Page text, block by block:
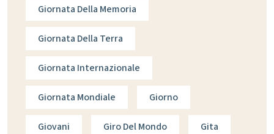
Giornata Della Memoria
Giornata Della Terra
Giornata Internazionale
Giornata Mondiale Giorno
Giovani Giro Del Mondo Gita